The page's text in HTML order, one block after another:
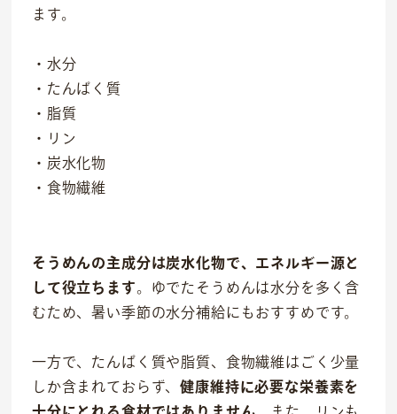
M&Aについて
採用情報
ニュース
お問い合わせ
ます。
・水分
・たんぱく質
・脂質
・リン
・炭水化物
・食物繊維
そうめんの主成分は炭水化物で、エネルギー源と
して役立ちます。ゆでたそうめんは水分を多く含
むため、暑い季節の水分補給にもおすすめです。
一方で、たんぱく質や脂質、食物繊維はごく少量
しか含まれておらず、健康維持に必要な栄養素を